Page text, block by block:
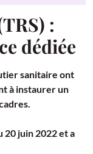
:
dédiée
sanitaire ont
à instaurer un
20 juin 2022 et a